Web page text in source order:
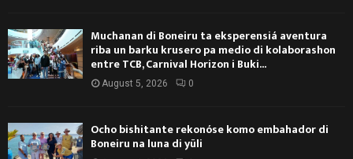
Muchanan di Boneiru ta eksperensiá aventura
riba un barku krusero pa medio di kolaborashon
entre TCB, Carnival Horizon i Buki...
August 5, 2026 0
Ocho bishitante rekonóse komo embahador di
Boneiru na luna di yüli